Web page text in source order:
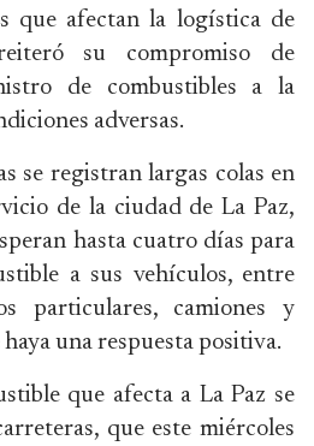
que afectan la logística de
su compromiso de
de combustibles a la
adversas.
se registran largas colas en
de la ciudad de La Paz,
hasta cuatro días para
a sus vehículos, entre
particulares, camiones y
una respuesta positiva.
que afecta a La Paz se
que este miércoles